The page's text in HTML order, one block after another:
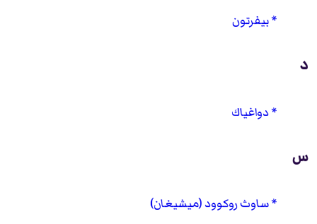
بيفرتون
د
دواغياك
س
ساوث روكوود (ميشيغان)